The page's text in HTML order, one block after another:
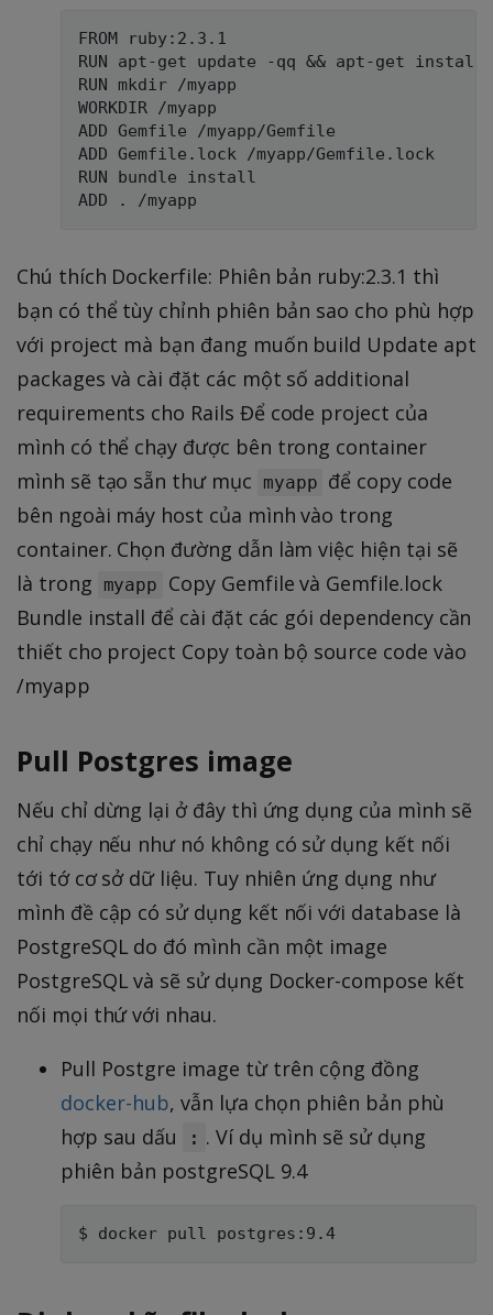
FROM ruby:2.3.1
RUN apt-get update -qq && apt-get
RUN mkdir /myapp
WORKDIR /myapp
ADD Gemfile /myapp/Gemfile
ADD Gemfile.lock /myapp/Gemfile.lock
RUN bundle install
Chú thích Dockerfile: Phiên bản ruby:2.3.1 thì
bạn có thể tùy chỉnh phiên bản sao cho phù hợp
với project mà bạn đang muốn build Update apt
packages và cài đặt các một số additional
requirements cho Rails Để code project của
mình có thể chạy được bên trong container
mình sẽ tạo sẵn thư mục
myapp để copy code
bên ngoài máy host của mình vào trong
container. Chọn đường dẫn làm việc hiện tại sẽ
là trong
myapp
Copy Gemfile và Gemfile.lock
Bundle install để cài đặt các gói dependency cần
thiết cho project Copy toàn bộ source code vào
/myapp
Pull Postgres image
Nếu chỉ dừng lại ở đây thì ứng dụng của mình sẽ
chỉ chạy nếu như nó không có sử dụng kết nối
tới tớ cơ sở dữ liệu. Tuy nhiên ứng dụng như
mình đề cập có sử dụng kết nối với database là
PostgreSQL do đó mình cần một image
PostgreSQL và sẽ sử dụng Docker-compose kết
nối mọi thứ với nhau.
Pull Postgre image từ trên cộng đồng
docker-hub, vẫn lựa chọn phiên bản phù
hợp sau dấu
: . Ví dụ mình sẽ sử dụng
phiên bản postgreSQL 9.4